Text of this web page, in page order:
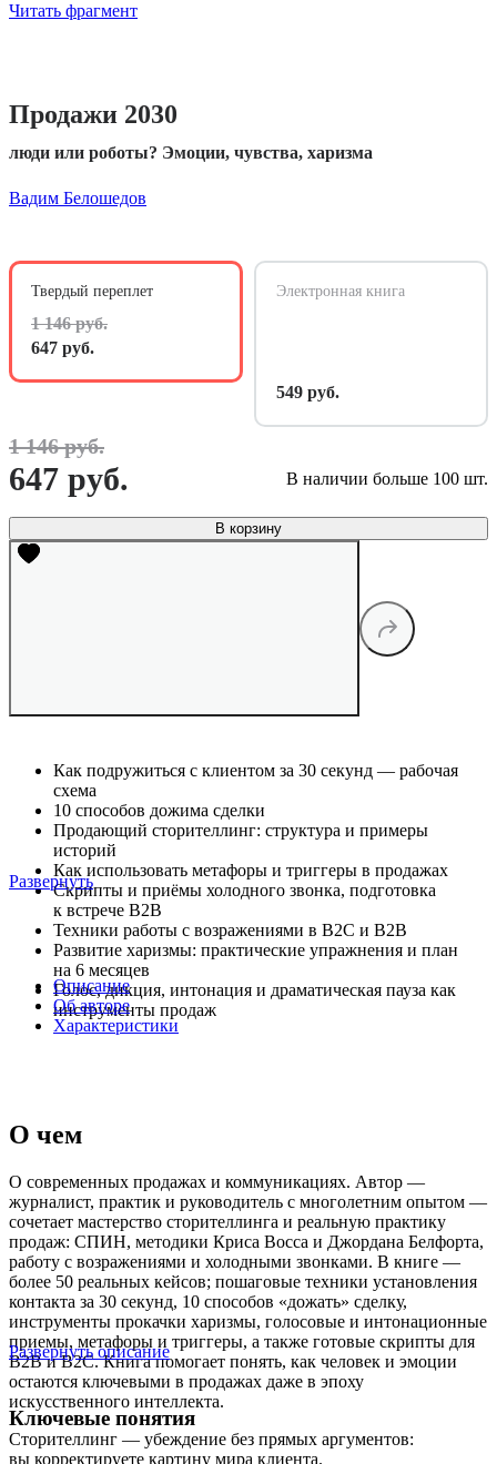
Читать фрагмент
Продажи 2030
люди или роботы? Эмоции, чувства, харизма
Вадим Белошедов
Твердый переплет
1 146 руб.
647 руб.
Электронная книга
549 руб.
1 146 руб.
647 руб. В наличии больше 100 шт.
В корзину
Как подружиться с клиентом за 30 секунд — рабочая
схема
10 способов дожима сделки
Продающий сторителлинг: структура и примеры
историй
Как использовать метафоры и триггеры в продажах
Скрипты и приёмы холодного звонка, подготовка
к встрече B2B
Техники работы с возражениями в B2C и B2B
Развитие харизмы: практические упражнения и план
на 6 месяцев
Голос, дикция, интонация и драматическая пауза как
инструменты продаж
Развернуть
Описание
Об авторе
Характеристики
О чем
О современных продажах и коммуникациях. Автор —
журналист, практик и руководитель с многолетним опытом —
сочетает мастерство сторителлинга и реальную практику
продаж: СПИН, методики Криса Восса и Джордана Белфорта,
работу с возражениями и холодными звонками. В книге —
более 50 реальных кейсов; пошаговые техники установления
контакта за 30 секунд, 10 способов «дожать» сделку,
инструменты прокачки харизмы, голосовые и интонационные
приемы, метафоры и триггеры, а также готовые скрипты для
B2B и B2C. Книга помогает понять, как человек и эмоции
остаются ключевыми в продажах даже в эпоху
искусственного интеллекта.
Сторителлинг — убеждение без прямых аргументов:
вы корректируете картину мира клиента.
Развернуть описание
Ключевые понятия